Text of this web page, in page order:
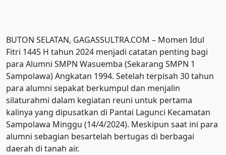
BUTON SELATAN, GAGASSULTRA.COM – Momen Idul
Fitri 1445 H tahun 2024 menjadi catatan penting bagi
para Alumni SMPN Wasuemba (Sekarang SMPN 1
Sampolawa) Angkatan 1994. Setelah terpisah 30 tahun
para alumni sepakat berkumpul dan menjalin
silaturahmi dalam kegiatan reuni untuk pertama
kalinya yang dipusatkan di Pantai Lagunci Kecamatan
Sampolawa Minggu (14/4/2024). Meskipun saat ini para
alumni sebagian besartelah bertugas di berbagai
daerah di tanah air.